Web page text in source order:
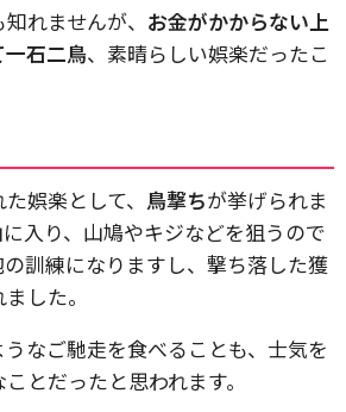
れませんが、 お金がかからない上
一石二鳥、素晴らしい娯楽だったこ
娯楽として、 鳥撃ちが挙げられま
入り、山鳩やキジなどを狙うので
訓練になりますし、撃ち落した獲
した。
なご馳走を食べることも、士気を
とだったと思われます。